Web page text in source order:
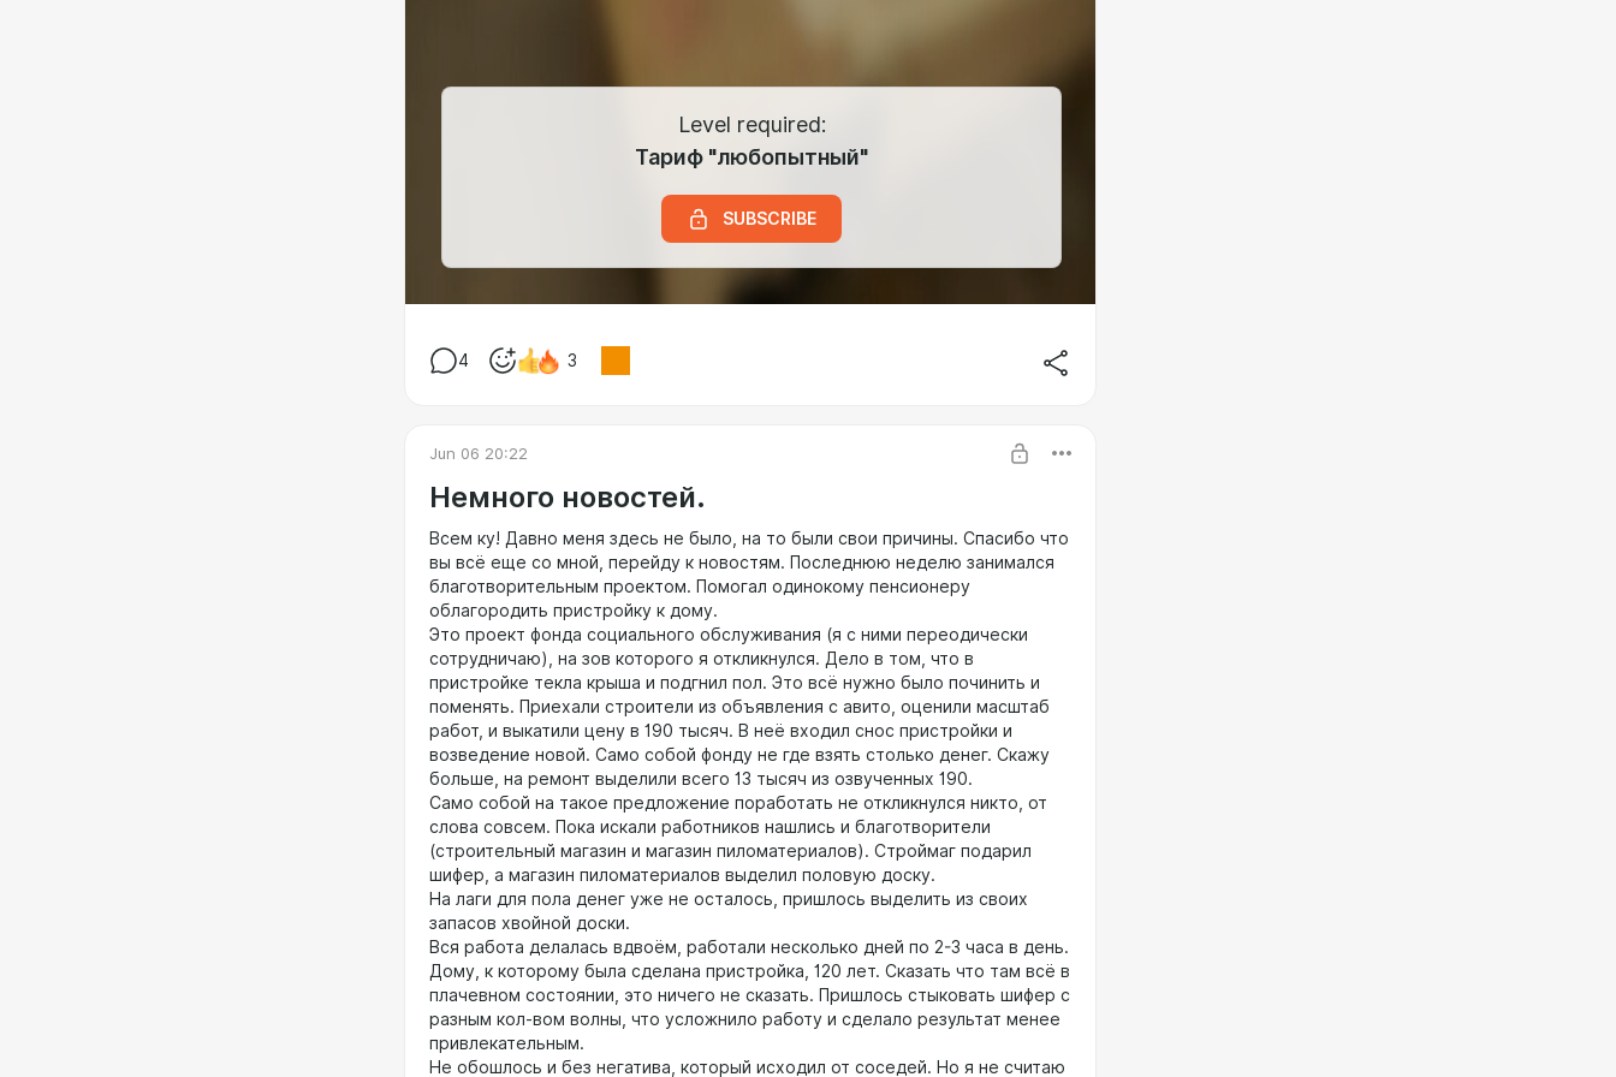
Level required:
Тариф "любопытный"
SUBSCRIBE
4 3
Jun 06 20:22
Немного новостей.
Всем ку! Давно меня здесь не было, на то были свои причины. Спасибо что
вы всё еще со мной, перейду к новостям. Последнюю неделю занимался
благотворительным проектом. Помогал одинокому пенсионеру
облагородить пристройку к дому.
Это проект фонда социального обслуживания (я с ними переодически
сотрудничаю), на зов которого я откликнулся. Дело в том, что в
пристройке текла крыша и подгнил пол. Это всё нужно было починить и
поменять. Приехали строители из объявления с авито, оценили масштаб
работ, и выкатили цену в 190 тысяч. В неё входил снос пристройки и
возведение новой. Само собой фонду не где взять столько денег. Скажу
больше, на ремонт выделили всего 13 тысяч из озвученных 190.
Само собой на такое предложение поработать не откликнулся никто, от
слова совсем. Пока искали работников нашлись и благотворители
(строительный магазин и магазин пиломатериалов). Строймаг подарил
шифер, а магазин пиломатериалов выделил половую доску.
На лаги для пола денег уже не осталось, пришлось выделить из своих
запасов хвойной доски.
Вся работа делалась вдвоём, работали несколько дней по 2-3 часа в день.
Дому, к которому была сделана пристройка, 120 лет. Сказать что там всё в
плачевном состоянии, это ничего не сказать. Пришлось стыковать шифер с
разным кол-вом волны, что усложнило работу и сделало результат менее
привлекательным.
Не обошлось и без негатива, который исходил от соседей. Но я не считаю